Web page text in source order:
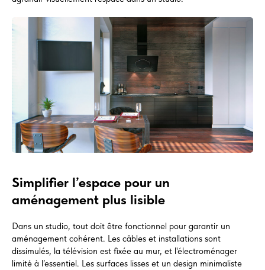
Simplifier l’espace pour un
aménagement plus lisible
Dans un studio, tout doit être fonctionnel pour garantir un
aménagement cohérent. Les câbles et installations sont
dissimulés, la télévision est fixée au mur, et l'électroménager
limité à l’essentiel. Les surfaces lisses et un design minimaliste